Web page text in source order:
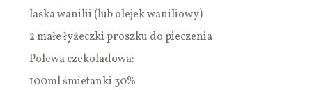
laska wanilii (lub olejek waniliowy)
2 małe łyżeczki proszku do pieczenia
Polewa czekoladowa:
100ml śmietanki 30%